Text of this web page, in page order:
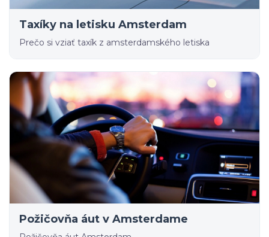
Taxíky na letisku Amsterdam
Prečo si vziať taxík z amsterdamského letiska
Požičovňa áut v Amsterdame